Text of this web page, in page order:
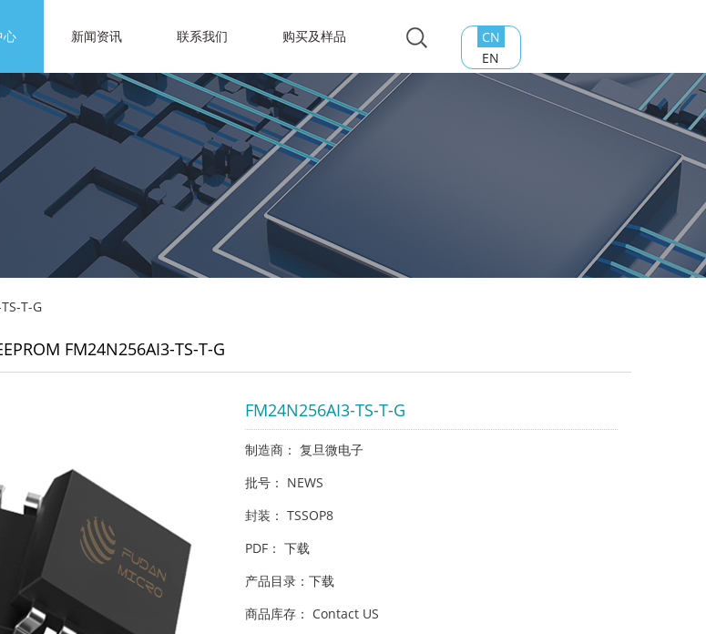
心 新闻资讯 联系我们 购买及样品
CN
EN
T-G
FM24N256AI3-TS-T-G
FM24N256AI3-TS-T-G
制造商： 复旦微电子
批号： NEWS
封装： TSSOP8
PDF：下载
产品目录：下载
商品库存： Contact US